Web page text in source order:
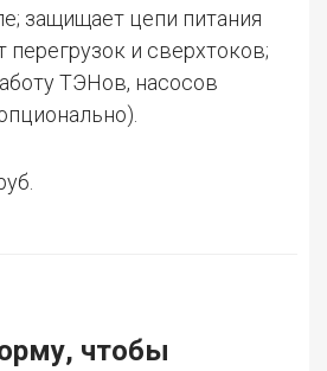
защищает цепи питания
перегрузок и сверхтоков;
ТЭНов, насосов
чтобы